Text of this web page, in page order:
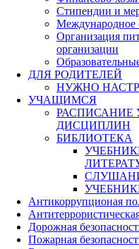
Стипендии и
Международное
Организация
организации
ДЛЯ РОДИТЕЛЕЙ
НУЖНО
УЧАЩИМСЯ
РАСПИСАНИЕ
ДИСЦИПЛИН
БИБЛИОТЕКА
Антикоррупционая
Дорожная
Пожарная